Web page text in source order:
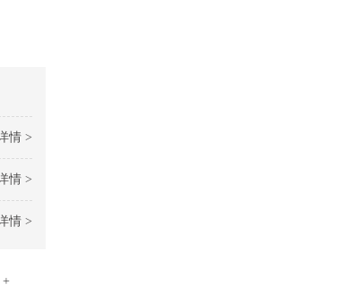
情 >
情 >
情 >
+